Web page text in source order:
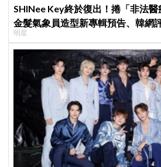
SHINee Key終於復出！捲「非法醫
金髮氣象員造型新專輯預告、韓網
明星